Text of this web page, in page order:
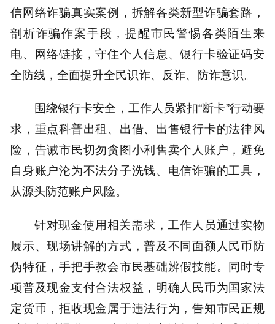
信网络诈骗真实案例，拆解各类新型诈骗套路，
剖析诈骗作案手段，提醒市民警惕各类陌生来
电、网络链接，守住个人信息、银行卡验证码安
全防线，全面提升全民识诈、反诈、防诈意识。
围绕银行卡安全，工作人员紧扣“断卡”行动要
求，重点科普出租、出借、出售银行卡的法律风
险，告诫市民切勿贪图小利售卖个人账户，避免
自身账户沦为不法分子洗钱、电信诈骗的工具，
从源头防范账户风险。
针对现金使用相关需求，工作人员通过实物
展示、现场讲解的方式，普及不同面额人民币防
伪特征，手把手教会市民基础辨假技能。同时专
项普及现金支付合法权益，明确人民币为国家法
定货币，拒收现金属于违法行为，告知市民正规